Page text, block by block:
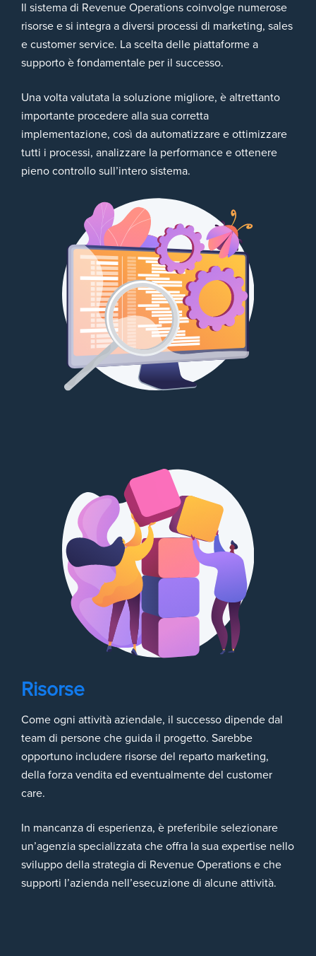
Il sistema di Revenue Operations coinvolge numerose
risorse e si integra a diversi processi di marketing, sales
e customer service. La scelta delle piattaforme a
supporto è fondamentale per il successo.
Una volta valutata la soluzione migliore, è altrettanto
importante procedere alla sua corretta
implementazione, così da automatizzare e ottimizzare
tutti i processi, analizzare la performance e ottenere
pieno controllo sull’intero sistema.
Risorse
Come ogni attività aziendale, il successo dipende dal
team di persone che guida il progetto. Sarebbe
opportuno includere risorse del reparto marketing,
della forza vendita ed eventualmente del customer
care.
In mancanza di esperienza, è preferibile selezionare
un’agenzia specializzata che offra la sua expertise nello
sviluppo della strategia di Revenue Operations e che
supporti l’azienda nell’esecuzione di alcune attività.